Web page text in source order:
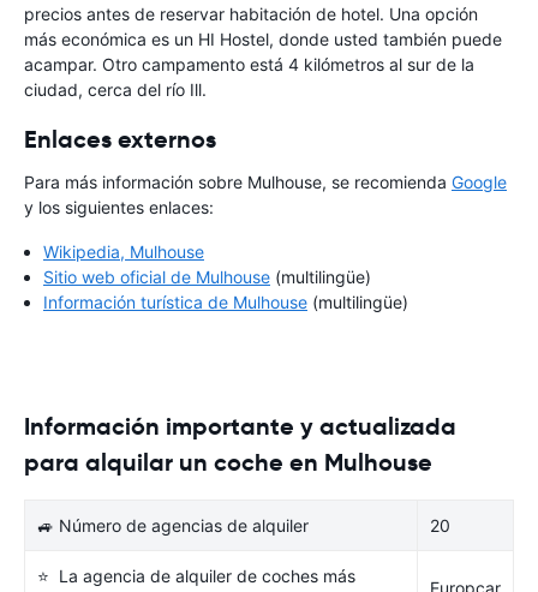
precios antes de reservar habitación de hotel. Una opción
más económica es un HI Hostel, donde usted también puede
acampar. Otro campamento está 4 kilómetros al sur de la
ciudad, cerca del río Ill.
Enlaces externos
Para más información sobre Mulhouse, se recomienda Google
y los siguientes enlaces:
Wikipedia, Mulhouse
Sitio web oficial de Mulhouse (multilingüe)
Información turística de Mulhouse (multilingüe)
Información importante y actualizada
para alquilar un coche en Mulhouse
🚙 Número de agencias de alquiler 20
⭐ La agencia de alquiler de coches más
Europcar